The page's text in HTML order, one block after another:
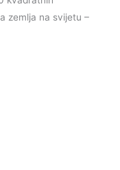
zemlja na svijetu –